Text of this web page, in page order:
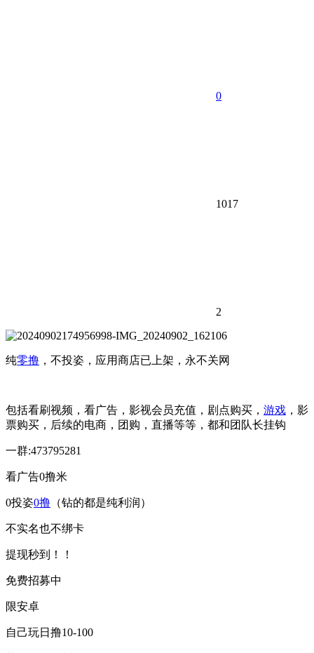
0
1017
2
纯零撸 ，不投姿，应用商店已上架，永不关网
包括看刷视频，看广告，影视会员充值，剧点购买， 游戏 ，影
票购买，后续的电商，团购，直播等等，都和团队长挂钩
一群:473795281
看广告0撸米
0投姿0撸 （钻的都是纯利润）
不实名也不绑卡
提现秒到！！
免费招募中
限安卓
自己玩日撸10-100